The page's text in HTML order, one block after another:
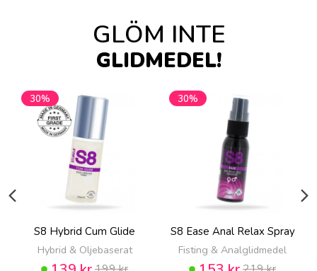
GLÖM INTE
GLIDMEDEL!
30%
S8 Hybrid Cum Glide
Hybrid & Oljebaserat
30%
S8 Ease Anal Relax Spray
Fisting & Analglidmedel